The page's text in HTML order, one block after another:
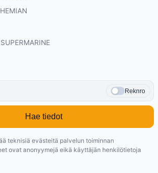
Reknro
Hae tiedot
teknisiä evästeitä palvelun toiminnan
ovat anonyymejä eikä käyttäjän henkilötietoja